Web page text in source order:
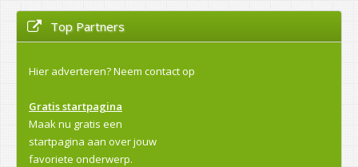
Top Partners
Hier adverteren?Neem contact op
Gratis startpagina
Maak nu gratis een
startpagina aan over jouw
favoriete onderwerp.